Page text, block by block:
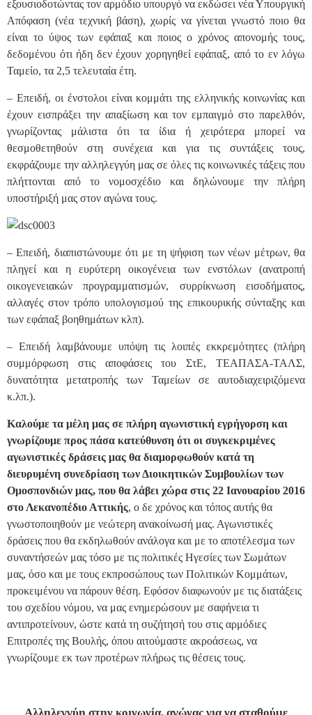
εξουσιοδοτώντας τον αρμόδιο υπουργό να εκδώσει νέα Υπουργική
Απόφαση (νέα τεχνική βάση), χωρίς να γίνεται γνωστό ποιο θα
είναι το ύψος των εφάπαξ και ποιος ο χρόνος απονομής τους,
δεδομένου ότι ήδη δεν έχουν χορηγηθεί εφάπαξ, από το εν λόγω
Ταμείο, τα 2,5 τελευταία έτη.
– Επειδή, οι ένστολοι είναι κομμάτι της ελληνικής κοινωνίας και
έχουν εισπράξει την απαξίωση και τον εμπαιγμό στο παρελθόν,
γνωρίζοντας μάλιστα ότι τα ίδια ή χειρότερα μπορεί να
θεσμοθετηθούν στη συνέχεια και για τις συντάξεις τους,
εκφράζουμε την αλληλεγγύη μας σε όλες τις κοινωνικές τάξεις που
πλήττονται από το νομοσχέδιο και δηλώνουμε την πλήρη
υποστήριξή μας στον αγώνα τους.
– Επειδή, διαπιστώνουμε ότι με τη ψήφιση των νέων μέτρων, θα
πληγεί και η ευρύτερη οικογένεια των ενστόλων (ανατροπή
οικογενειακών προγραμματισμών, συρρίκνωση εισοδήματος,
αλλαγές στον τρόπο υπολογισμού της επικουρικής σύνταξης και
των εφάπαξ βοηθημάτων κλπ).
– Επειδή λαμβάνουμε υπόψη τις λοιπές εκκρεμότητες (πλήρη
συμμόρφωση στις αποφάσεις του ΣτΕ, ΤΕΑΠΑΣΑ-ΤΑΛΣ,
δυνατότητα μετατροπής των Ταμείων σε αυτοδιαχειριζόμενα
κ.λπ.).
Καλούμε τα μέλη μας σε πλήρη αγωνιστική εγρήγορση και
γνωρίζουμε προς πάσα κατεύθυνση ότι οι συγκεκριμένες
αγωνιστικές δράσεις μας θα διαμορφωθούν κατά τη
διευρυμένη συνεδρίαση των Διοικητικών Συμβουλίων των
Ομοσπονδιών μας, που θα λάβει χώρα στις 22 Ιανουαρίου 2016
στο Λεκανοπέδιο Αττικής, ο δε χρόνος και τόπος αυτής θα
γνωστοποιηθούν με νεώτερη ανακοίνωσή μας. Αγωνιστικές
δράσεις που θα εκδηλωθούν ανάλογα και με το αποτέλεσμα των
συναντήσεών μας τόσο με τις πολιτικές Ηγεσίες των Σωμάτων
μας, όσο και με τους εκπροσώπους των Πολιτικών Κομμάτων,
προκειμένου να πάρουν θέση. Εφόσον διαφωνούν με τις διατάξεις
του σχεδίου νόμου, να μας ενημερώσουν με σαφήνεια τι
αντιπροτείνουν, ώστε κατά τη συζήτησή του στις αρμόδιες
Επιτροπές της Βουλής, όπου αιτούμαστε ακροάσεως, να
γνωρίζουμε εκ των προτέρων πλήρως τις θέσεις τους.